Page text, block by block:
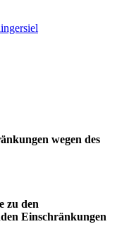
wegen des
zu den
Einschränkungen